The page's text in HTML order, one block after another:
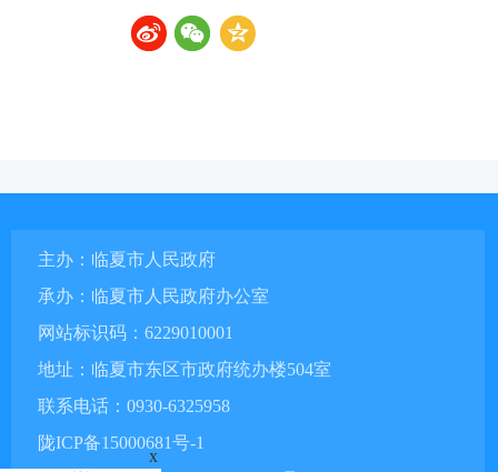
主办：临夏市人民政府
承办：临夏市人民政府办公室
网站标识码：6229010001
地址：临夏市东区市政府统办楼504室
联系电话：0930-6325958
陇ICP备15000681号-1
x